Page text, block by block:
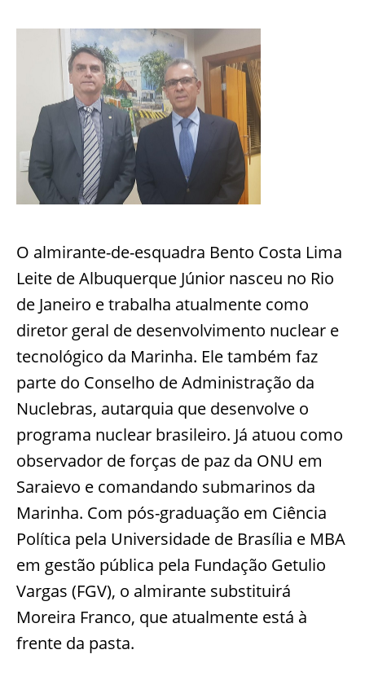
O almirante-de-esquadra Bento Costa Lima
Leite de Albuquerque Júnior nasceu no Rio
de Janeiro e trabalha atualmente como
diretor geral de desenvolvimento nuclear e
tecnológico da Marinha. Ele também faz
parte do Conselho de Administração da
Nuclebras, autarquia que desenvolve o
programa nuclear brasileiro. Já atuou como
observador de forças de paz da ONU em
Saraievo e comandando submarinos da
Marinha. Com pós-graduação em Ciência
Política pela Universidade de Brasília e MBA
em gestão pública pela Fundação Getulio
Vargas (FGV), o almirante substituirá
Moreira Franco, que atualmente está à
frente da pasta.